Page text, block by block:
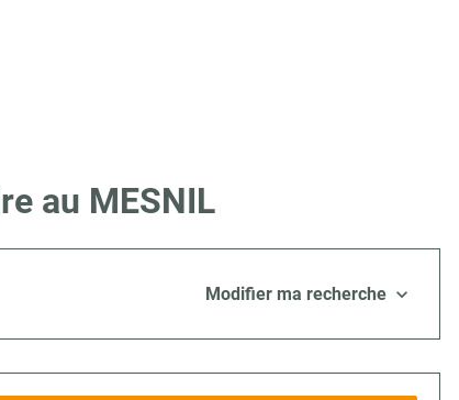
au MESNIL
Modifier ma recherche